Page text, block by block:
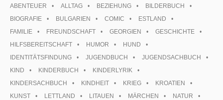
ABENTEUER ALLTAG BEZIEHUNG
BILDERBUCH
BIOGRAFIE
BULGARIEN COMIC
ESTLAND
FAMILIE
FREUNDSCHAFT GEORGIEN
GESCHICHTE
HILFSBEREITSCHAFT
HUMOR
HUND
IDENTITÄTSFINDUNG
JUGENDBUCH
JUGENDSACHBUCH
KIND
KINDERBUCH
KINDERLYRIK
KINDERSACHBUCH
KINDHEIT KRIEG
KROATIEN
KUNST
LETTLAND LITAUEN MÄRCHEN
NATUR